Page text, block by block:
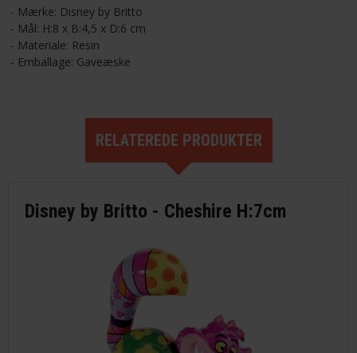
- Mærke: Disney by Britto
- Mål: H:8 x B:4,5 x D:6 cm
- Materiale: Resin
- Emballage: Gaveæske
RELATEREDE PRODUKTER
Disney by Britto - Cheshire H:7cm